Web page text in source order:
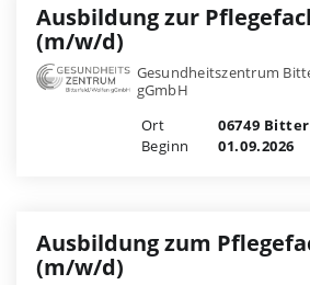
Ausbildung zur
(m/w/d)
Gesundheitszentrum
gGmbH
Ort
06749
Beginn
01.09.2026
Ausbildung zum
(m/w/d)